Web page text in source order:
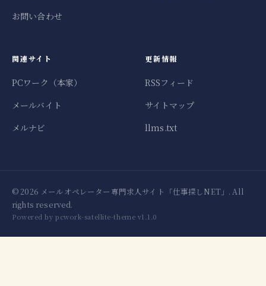
お問い合わせ
関連サイト
PCワーク（本家）
メールバイト
メルナビ
更新情報
RSSフィード
サイトマップ
llms.txt
© 2026 メールオペレーター専門求人サイト「仕事探しNET」. All
rights reserved.
Powered by pcwork-satellite-theme v1.1.0